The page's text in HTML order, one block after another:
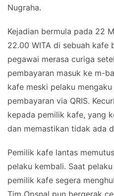
Nugraha.
Kejadian bermula pada 22
22.00 WITA di sebuah kafe
pegawai merasa curiga
pembayaran masuk ke m-
kafe meski pelaku
pembayaran via QRIS.
kepada pemilik kafe, yang
dan memastikan tidak ada
Pemilik kafe lantas
pelaku kembali. Saat
pemilik kafe segera
Tim Opsnal pun bergerak